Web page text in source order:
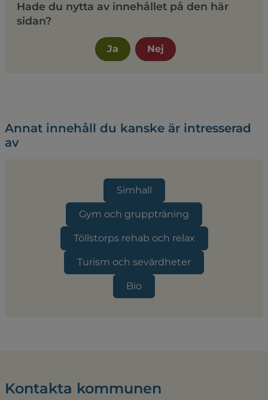
Hade du nytta av innehållet på den här
sidan?
Ja Nej
Annat innehåll du kanske är intresserad
av
Simhall
Gym och gruppträning
Töllstorps rehab och relax
Turism och sevärdheter
Bio
Kontakta kommunen